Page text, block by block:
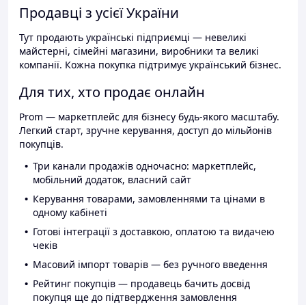
Продавці з усієї України
Тут продають українські підприємці — невеликі
майстерні, сімейні магазини, виробники та великі
компанії. Кожна покупка підтримує український бізнес.
Для тих, хто продає онлайн
Prom — маркетплейс для бізнесу будь-якого масштабу.
Легкий старт, зручне керування, доступ до мільйонів
покупців.
Три канали продажів одночасно: маркетплейс,
мобільний додаток, власний сайт
Керування товарами, замовленнями та цінами в
одному кабінеті
Готові інтеграції з доставкою, оплатою та видачею
чеків
Масовий імпорт товарів — без ручного введення
Рейтинг покупців — продавець бачить досвід
покупця ще до підтвердження замовлення